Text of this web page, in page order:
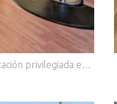
Centro de estética en funcionamiento con una ubicación privilegiada en la zona alta de Barcelona, en el elegante barrio de Sant Gervasi, muy cerca del parque Turó. Zona residencial con todos los servicios necesarios y excelentes conexiones de transporte. Espacio de categoría premium, equipamiento de última generación, renovación moderna, totalmente amueblado. Dispone de una zona de bienvenida, zona del administrador, zona de manicura, zona de pedicura, zona de estilistas, zona de maquilladores, 4 tiendas para productos, 6 despachos, vestuario y una área de descanso. Base activa de clientes habituales. Tenga en cuenta que se vende el negocio, no la propiedad. Alquiler mensual es de 4.500 euros + IVA. Contrato de alquiler del local hasta 2035. * La foto no se corresponde con la realidad.